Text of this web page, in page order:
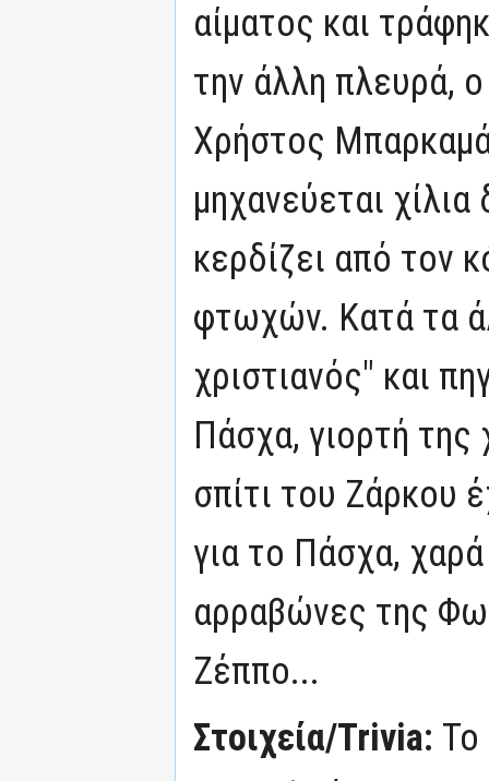
αίματος και
την άλλη πλευρά,
Χρήστος
μηχανεύεται
κερδίζει από τον
φτωχών. Κατά τα
χριστιανός" και
Πάσχα, γιορτή της
σπίτι του Ζάρκου
για το Πάσχα,
αρραβώνες της
Ζέππο...
Στοιχεία/Trivia: Το